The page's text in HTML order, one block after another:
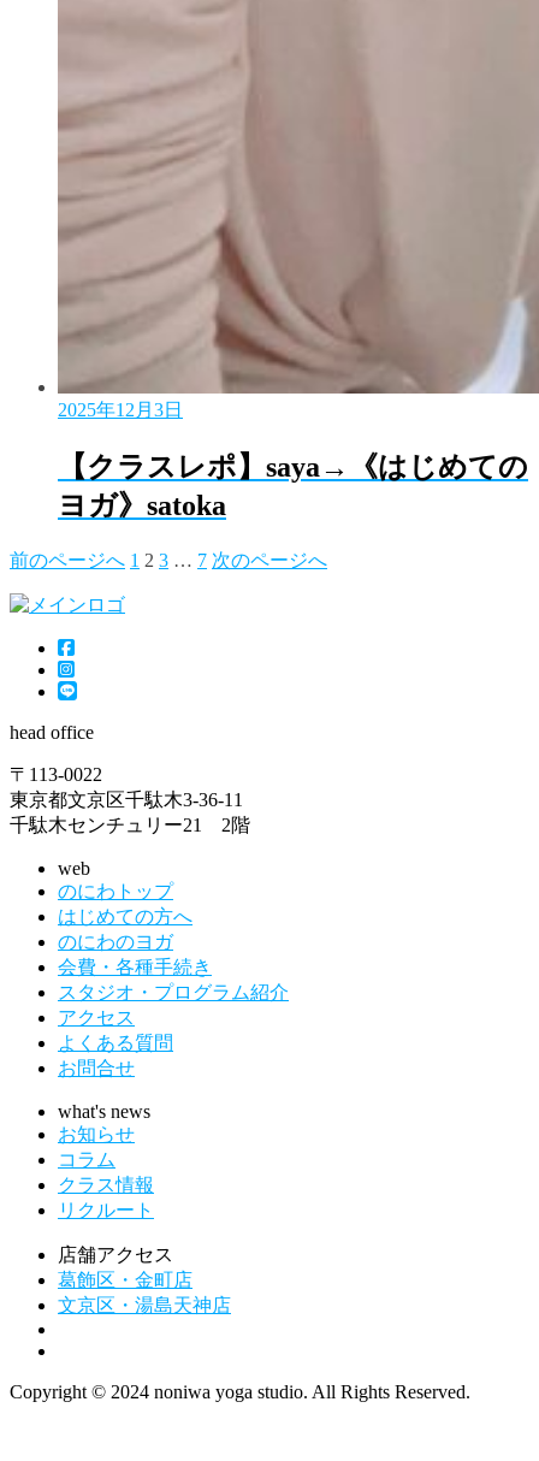
2025年12月3日
【クラスレポ】saya→《はじめての
ヨガ》satoka
前のページへ 1 2 3 … 7 次のページへ
head office
〒113-0022
東京都文京区千駄木3-36-11
千駄木センチュリー21 2階
web
のにわトップ
はじめての方へ
のにわのヨガ
会費・各種手続き
スタジオ・プログラム紹介
アクセス
よくある質問
お問合せ
what's news
お知らせ
コラム
クラス情報
リクルート
店舗アクセス
葛飾区・金町店
文京区・湯島天神店
Copyright © 2024 noniwa yoga studio. All Rights Reserved.